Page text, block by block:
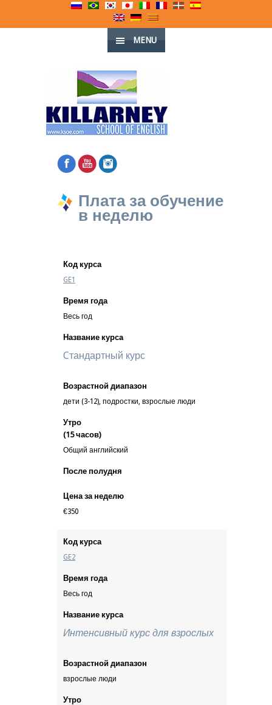
MENU
Плата за обучение
в неделю
Код курса
GE1
Время года
Весь год
Название курса
Cтандартный курс
Возрастной диапазон
дети (3-12), подростки, взрослые люди
Утро
(15 часов)
Общий английский
После полудня
Цена за неделю
€350
Код курса
GE2
Время года
Весь год
Название курса
Интенсивный курс для взрослых
Возрастной диапазон
взрослые люди
Утро